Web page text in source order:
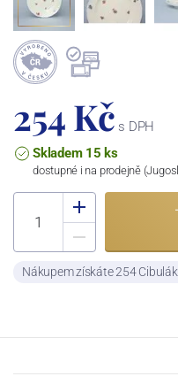
254 Kč s DPH
Skladem 15 ks
dostupné i na prodejně
Nákupem získáte 254